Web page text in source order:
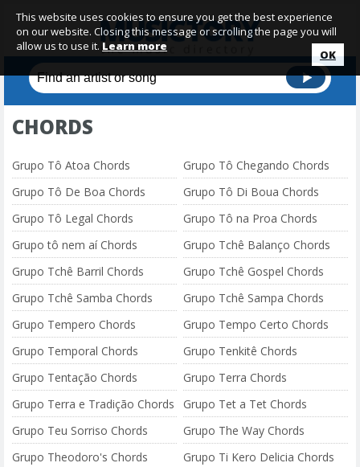
CHORDS
Grupo Tô Atoa Chords
Grupo Tô Chegando Chords
Grupo Tô De Boa Chords
Grupo Tô Di Boua Chords
Grupo Tô Legal Chords
Grupo Tô na Proa Chords
Grupo tô nem aí Chords
Grupo Tchê Balanço Chords
Grupo Tchê Barril Chords
Grupo Tchê Gospel Chords
Grupo Tchê Samba Chords
Grupo Tchê Sampa Chords
Grupo Tempero Chords
Grupo Tempo Certo Chords
Grupo Temporal Chords
Grupo Tenkitê Chords
Grupo Tentação Chords
Grupo Terra Chords
Grupo Terra e Tradição Chords
Grupo Tet a Tet Chords
Grupo Teu Sorriso Chords
Grupo The Way Chords
Grupo Theodoro's Chords
Grupo Ti Kero Delicia Chords
This website uses cookies to ensure you get the best experience
on our website. Closing this message or scrolling the page you will
allow us to use it. Learn more
OK